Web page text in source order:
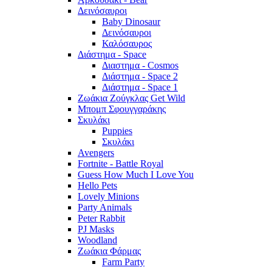
Δεινόσαυροι
Baby Dinosaur
Δεινόσαυροι
Καλόσαυρος
Διάστημα - Space
Διαστημα - Cosmos
Διάστημα - Space 2
Διάστημα - Space 1
Ζωάκια Ζούγκλας Get Wild
Μπομπ Σφουγγαράκης
Σκυλάκι
Puppies
Σκυλάκι
Avengers
Fortnite - Battle Royal
Guess How Much I Love You
Hello Pets
Lovely Minions
Party Animals
Peter Rabbit
PJ Masks
Woodland
Ζωάκια Φάρμας
Farm Party